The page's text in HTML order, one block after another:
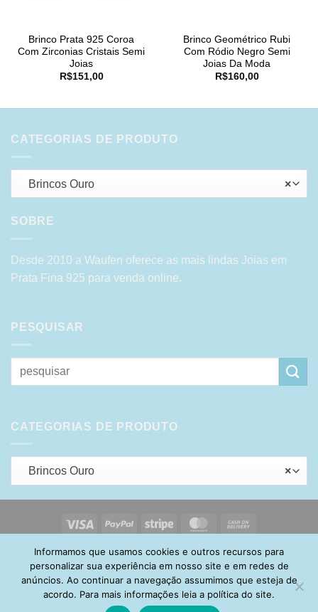
Brinco Prata 925 Coroa
Com Zirconias Cristais Semi
Joias
R$151,00
Brinco Geométrico Rubi
Com Ródio Negro Semi
Joias Da Moda
R$160,00
CATEGORIAS DE PRODUTO
×
Brincos Ouro
SOBRE
Desde 2010 a Waufen oferece as mais lindas Joias em
Prata Fina 925 para venda online.
PESQUISAR
Pesquisar
por:
CATEGORIAS DE PRODUTO
×
Brincos Ouro
Visa PayPal Stripe MasterCard
Delivery
HOME SOBRE POLÍTICA DE PRIVACIDADE
ENTREGA
TROCA E DEVOLUÇÃO
GARANTIA FAQ
CARRINHO
MINHA CONTA
CONTATO
Informamos que usamos cookies e outros recursos para
personalizar sua experiência em nosso site e em redes de
anúncios. Ao continuar a navegação assumimos que esteja de
acordo. Para mais informações leia a política do site.